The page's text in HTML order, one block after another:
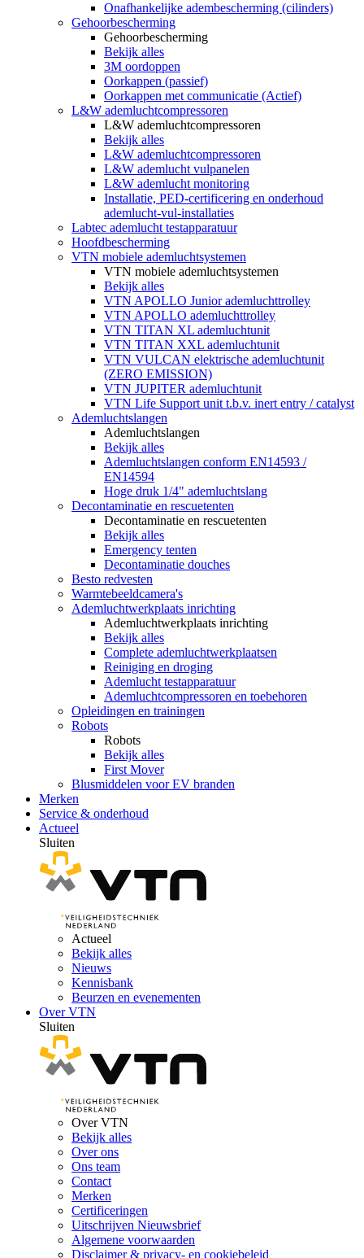
Onafhankelijke adembescherming (cilinders)
Gehoorbescherming
Gehoorbescherming
Bekijk alles
3M oordoppen
Oorkappen (passief)
Oorkappen met communicatie (Actief)
L&W ademluchtcompressoren
L&W ademluchtcompressoren
Bekijk alles
L&W ademluchtcompressoren
L&W ademlucht vulpanelen
L&W ademlucht monitoring
Installatie, PED-certificering en onderhoud
ademlucht-vul-installaties
Labtec ademlucht testapparatuur
Hoofdbescherming
VTN mobiele ademluchtsystemen
VTN mobiele ademluchtsystemen
Bekijk alles
VTN APOLLO Junior ademluchttrolley
VTN APOLLO ademluchttrolley
VTN TITAN XL ademluchtunit
VTN TITAN XXL ademluchtunit
VTN VULCAN elektrische ademluchtunit
(ZERO EMISSION)
VTN JUPITER ademluchtunit
VTN Life Support unit t.b.v. inert entry / catalyst
Ademluchtslangen
Ademluchtslangen
Bekijk alles
Ademluchtslangen conform EN14593 /
EN14594
Hoge druk 1/4" ademluchtslang
Decontaminatie en rescuetenten
Decontaminatie en rescuetenten
Bekijk alles
Emergency tenten
Decontaminatie douches
Besto redvesten
Warmtebeeldcamera's
Ademluchtwerkplaats inrichting
Ademluchtwerkplaats inrichting
Bekijk alles
Complete ademluchtwerkplaatsen
Reiniging en droging
Ademlucht testapparatuur
Ademluchtcompressoren en toebehoren
Opleidingen en trainingen
Robots
Robots
Bekijk alles
First Mover
Blusmiddelen voor EV branden
Merken
Service & onderhoud
Actueel
Sluiten
Actueel
Bekijk alles
Nieuws
Kennisbank
Beurzen en evenementen
Over VTN
Sluiten
Over VTN
Bekijk alles
Over ons
Ons team
Contact
Merken
Certificeringen
Uitschrijven Nieuwsbrief
Algemene voorwaarden
Disclaimer & privacy- en cookiebeleid